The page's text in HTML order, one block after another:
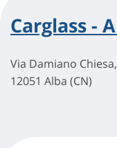
Carglass -
Via Damiano
12051 Alba (CN)